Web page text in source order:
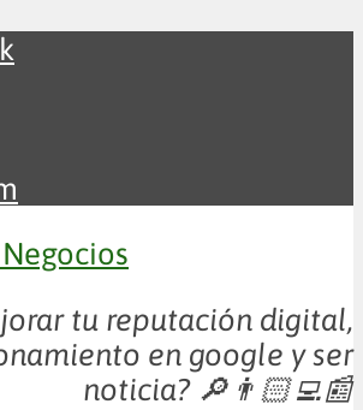
tu reputación digital,
en google y ser
noticia? 🔎👨🏻‍💻📰